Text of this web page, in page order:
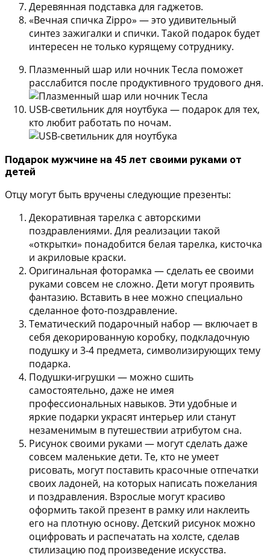
Деревянная подставка для гаджетов.
«Вечная спичка Zippo» — это удивительный
синтез зажигалки и спички. Такой подарок будет
интересен не только курящему сотруднику.
Плазменный шар или ночник Тесла поможет
расслабится после продуктивного трудового дня.
USB-светильник для ноутбука — подарок для тех,
кто любит работать по ночам.
Подарок мужчине на 45 лет своими руками от
детей
Отцу могут быть вручены следующие презенты:
Декоративная тарелка с авторскими
поздравлениями. Для реализации такой
«открытки» понадобится белая тарелка, кисточка
и акриловые краски.
Оригинальная фоторамка — сделать ее своими
руками совсем не сложно. Дети могут проявить
фантазию. Вставить в нее можно специально
сделанное фото-поздравление.
Тематический подарочный набор — включает в
себя декорированную коробку, подкладочную
подушку и 3-4 предмета, символизирующих тему
подарка.
Подушки-игрушки — можно сшить
самостоятельно, даже не имея
профессиональных навыков. Эти удобные и
яркие подарки украсят интерьер или станут
незаменимым в путешествии атрибутом сна.
Рисунок своими руками — могут сделать даже
совсем маленькие дети. Те, кто не умеет
рисовать, могут поставить красочные отпечатки
своих ладоней, на которых написать пожелания
и поздравления. Взрослые могут красиво
оформить такой презент в рамку или наклеить
его на плотную основу. Детский рисунок можно
оцифровать и распечатать на холсте, сделав
стилизацию под произведение искусства.